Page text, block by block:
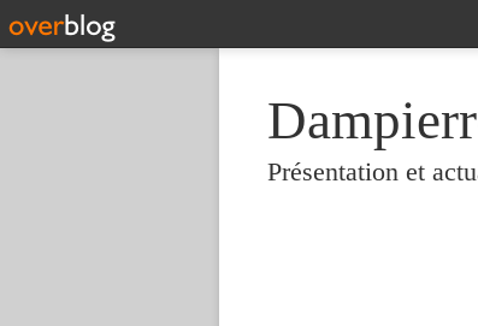
Présentation et